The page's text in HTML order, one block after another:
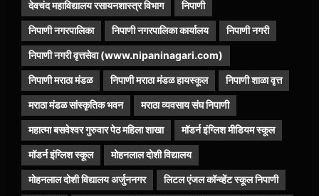
देवचंद महाविद्यालय रसायनशास्त्र विभाग निपाणी
निपाणी नगरपालिका निपाणी नगरपालिका कार्यालय निपाणी नगरी
निपाणी नगरी वृत्तसेवा (www.nipaninagari.com)
निपाणी मराठा मंडळ निपाणी मराठा मंडळ हायस्कूल निपाणी शाळा वृत्त
मराठा मंडळ सांस्कृतिक भवन मराठा व्यवसाय संघ निपाणी
महात्मा बसवेश्वर गुरुवार पेठ महिला शाखा मॉडर्न इंग्लिश मीडियम स्कूल
मॉडर्न इंग्लिश स्कूल मोहनलाल दोशी विद्यालय
मोहनलाल दोशी विद्यालय अर्जुननगर लिटल एंजल कॉन्व्हेंट स्कूल निपाणी